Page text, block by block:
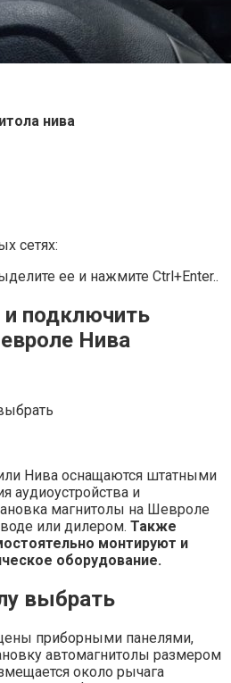
нива
сетях:
ее и нажмите Ctrl+Enter..
и подключить
Нива
Нива оснащаются штатными
аудиоустройства и
магнитолы на Шевроле
или дилером. Также
монтируют и
оборудование.
выбрать
приборными панелями,
автомагнитолы размером
около рычага